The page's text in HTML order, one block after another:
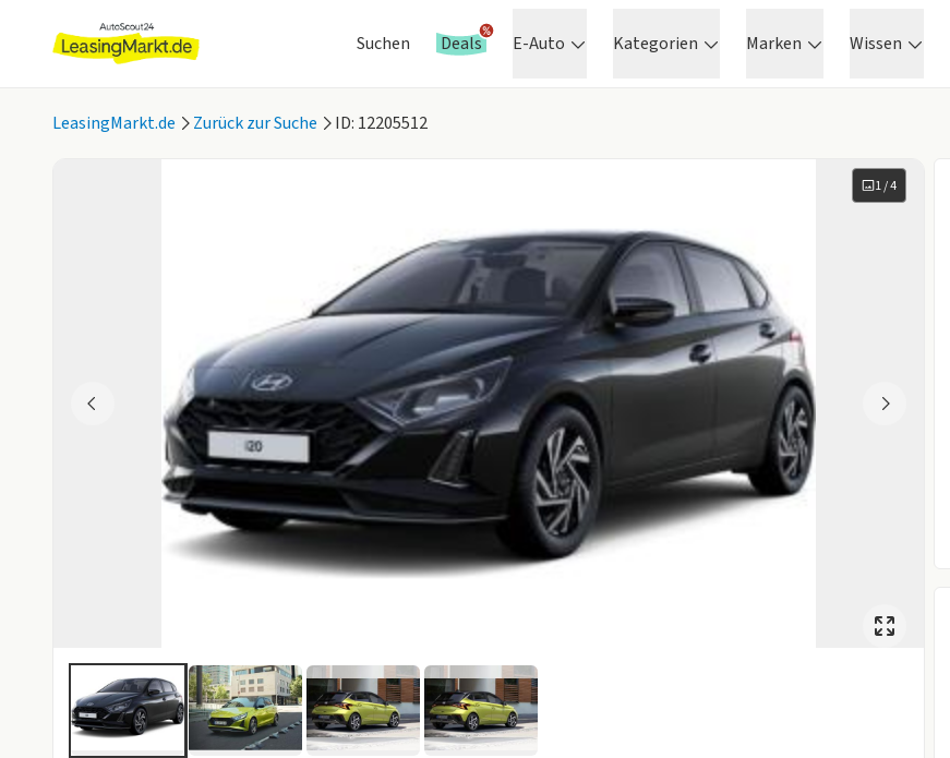
Suchen Deals E-Auto Kategorien Marken Wissen
LeasingMarkt.de Zurück zur Suche ID: 12205512
1/4